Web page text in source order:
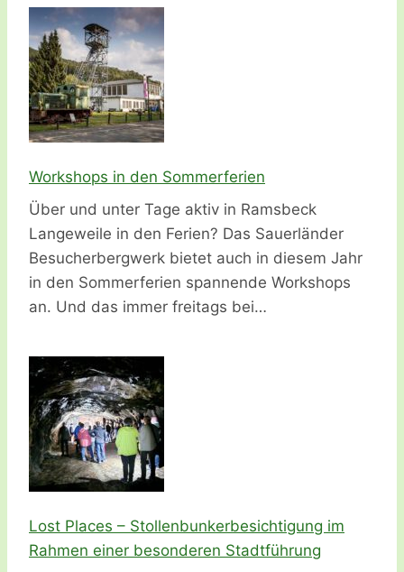
Workshops in den Sommerferien
Über und unter Tage aktiv in Ramsbeck
Langeweile in den Ferien? Das Sauerländer
Besucherbergwerk bietet auch in diesem Jahr
in den Sommerferien spannende Workshops
an. Und das immer freitags bei…
Lost Places – Stollenbunkerbesichtigung im
Rahmen einer besonderen Stadtführung